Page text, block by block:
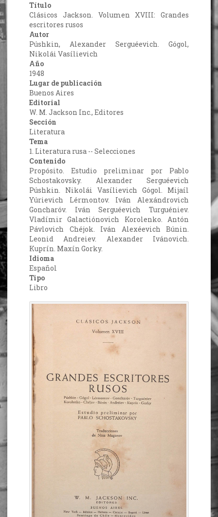
Título
Clásicos Jackson. Volumen XVIII: Grandes
escritores rusos
Autor
Púshkin, Alexander Serguéevich. Gógol,
Nikolái Vasílievich
Año
1948
Lugar de publicación
Buenos Aires
Editorial
W. M. Jackson Inc., Editores
Sección
Literatura
Tema
1. Literatura rusa -- Selecciones
Contenido
Propósito. Estudio preliminar por Pablo
Schostakovsky. Alexander Serguéevich
Púshkin. Nikolái Vasílievich Gógol. Mijaíl
Yúrievich Lérmontov. Iván Alexándrovich
Goncharóv. Iván Serguéevich Turguéniev.
Vladímir Galactiónovich Korolenko. Antón
Pávlovich Chéjok. Iván Alexéevich Búnin.
Leonid Andreiev. Alexander Ivánovich.
Kuprín. Maxín Gorky.
Idioma
Español
Tipo
Libro